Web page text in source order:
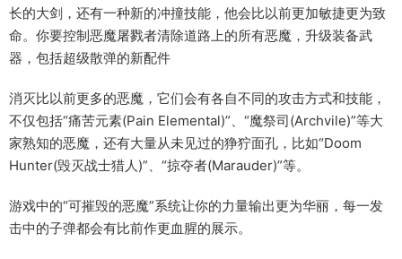
长的大剑，还有一种新的冲撞技能，他会比以前更加敏捷更为致
命。你要控制恶魔屠戮者清除道路上的所有恶魔，升级装备武
器，包括超级散弹的新配件
消灭比以前更多的恶魔，它们会有各自不同的攻击方式和技能，
不仅包括“痛苦元素(Pain Elemental)”、“魔祭司(Archvile)”等大
家熟知的恶魔，还有大量从未见过的狰狞面孔，比如“Doom
Hunter(毁灭战士猎人)”、“掠夺者(Marauder)”等。
游戏中的“可摧毁的恶魔”系统让你的力量输出更为华丽，每一发
击中的子弹都会有比前作更血腥的展示。